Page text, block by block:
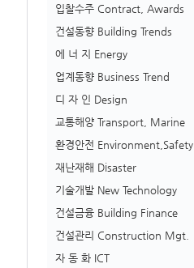
입찰수주 Contract, Awards
건설동향 Building Trends
에 너 지 Energy
업계동향 Business Trend
디 자 인 Design
교통해양 Transport, Marine
환경안전 Environment,Safety
재난재해 Disaster
기술개발 New Technology
건설금융 Building Finance
건설관리 Construction Mgt.
자 동 화 ICT